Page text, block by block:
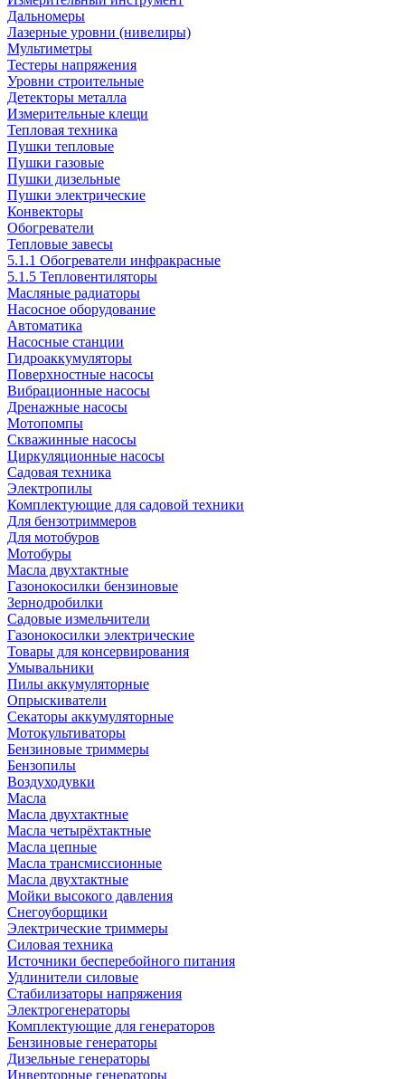
Дальномеры
Лазерные уровни (нивелиры)
Мультиметры
Тестеры напряжения
Уровни строительные
Детекторы металла
Измерительные клещи
Тепловая техника
Пушки тепловые
Пушки газовые
Пушки дизельные
Пушки электрические
Конвекторы
Обогреватели
Тепловые завесы
5.1.1 Обогреватели инфракрасные
5.1.5 Тепловентиляторы
Масляные радиаторы
Насосное оборудование
Автоматика
Насосные станции
Гидроаккумуляторы
Поверхностные насосы
Вибрационные насосы
Дренажные насосы
Мотопомпы
Скважинные насосы
Циркуляционные насосы
Садовая техника
Электропилы
Комплектующие для садовой техники
Для бензотриммеров
Для мотобуров
Мотобуры
Масла двухтактные
Газонокосилки бензиновые
Зернодробилки
Садовые измельчители
Газонокосилки электрические
Товары для консервирования
Умывальники
Пилы аккумуляторные
Опрыскиватели
Секаторы аккумуляторные
Мотокультиваторы
Бензиновые триммеры
Бензопилы
Воздуходувки
Масла
Масла двухтактные
Масла четырёхтактные
Масла цепные
Масла трансмиссионные
Масла двухтактные
Мойки высокого давления
Снегоуборщики
Электрические триммеры
Силовая техника
Источники бесперебойного питания
Удлинители силовые
Стабилизаторы напряжения
Электрогенераторы
Комплектующие для генераторов
Бензиновые генераторы
Дизельные генераторы
Инверторные генераторы